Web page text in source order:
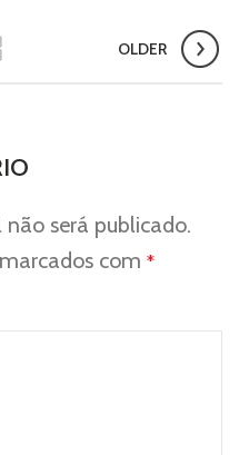
OLDER
será publicado.
com *